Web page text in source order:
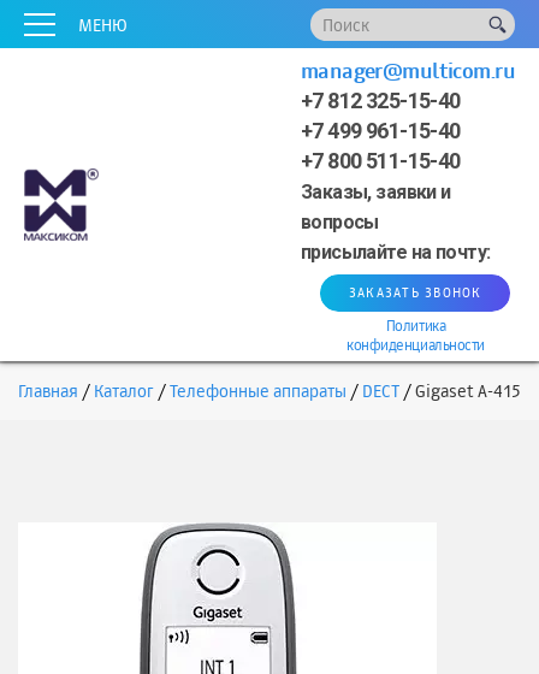
МЕНЮ
+7 812 325-15-40
+7 499 961-15-40
+7 800 511-15-40
Заказы, заявки и
вопросы
присылайте на почту:
manager@multicom.ru
ЗАКАЗАТЬ ЗВОНОК
Политика
конфиденциальности
Главная Каталог Телефонные аппараты DECT Gigaset A-415
xxxxx